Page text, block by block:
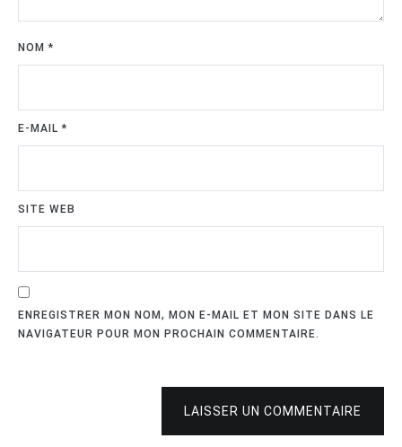
NOM*
E-MAIL*
SITE WEB
ENREGISTRER MON NOM, MON E-MAIL ET MON SITE DANS LE
NAVIGATEUR POUR MON PROCHAIN COMMENTAIRE.
LAISSER UN COMMENTAIRE